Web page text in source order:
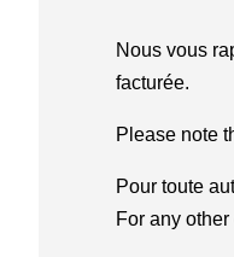
Nous vous
facturée.
Please note
Pour toute
For any